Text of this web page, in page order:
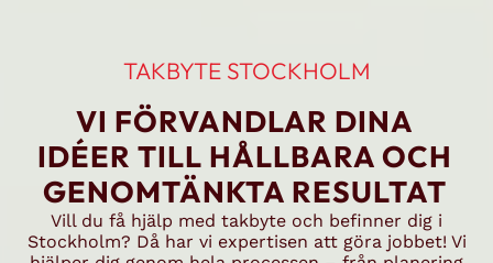
TAKBYTE STOCKHOLM
VI FÖRVANDLAR DINA
IDÉER TILL HÅLLBARA OCH
GENOMTÄNKTA RESULTAT
Vill du få hjälp med takbyte och befinner dig i
Stockholm? Då har vi expertisen att göra jobbet! Vi